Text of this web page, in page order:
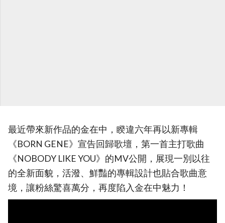
最近帶來新作品的金在中，睽違六年再以新專輯
《BORN GENE》宣告回歸歌壇，第一首主打歌曲
《NOBODY LIKE YOU》的MV公開，展現一別以往
的全新面貌，活潑、鮮豔的專輯設計也貼合歌曲意
境，讓粉絲驚喜萬分，再度陷入金在中魅力！